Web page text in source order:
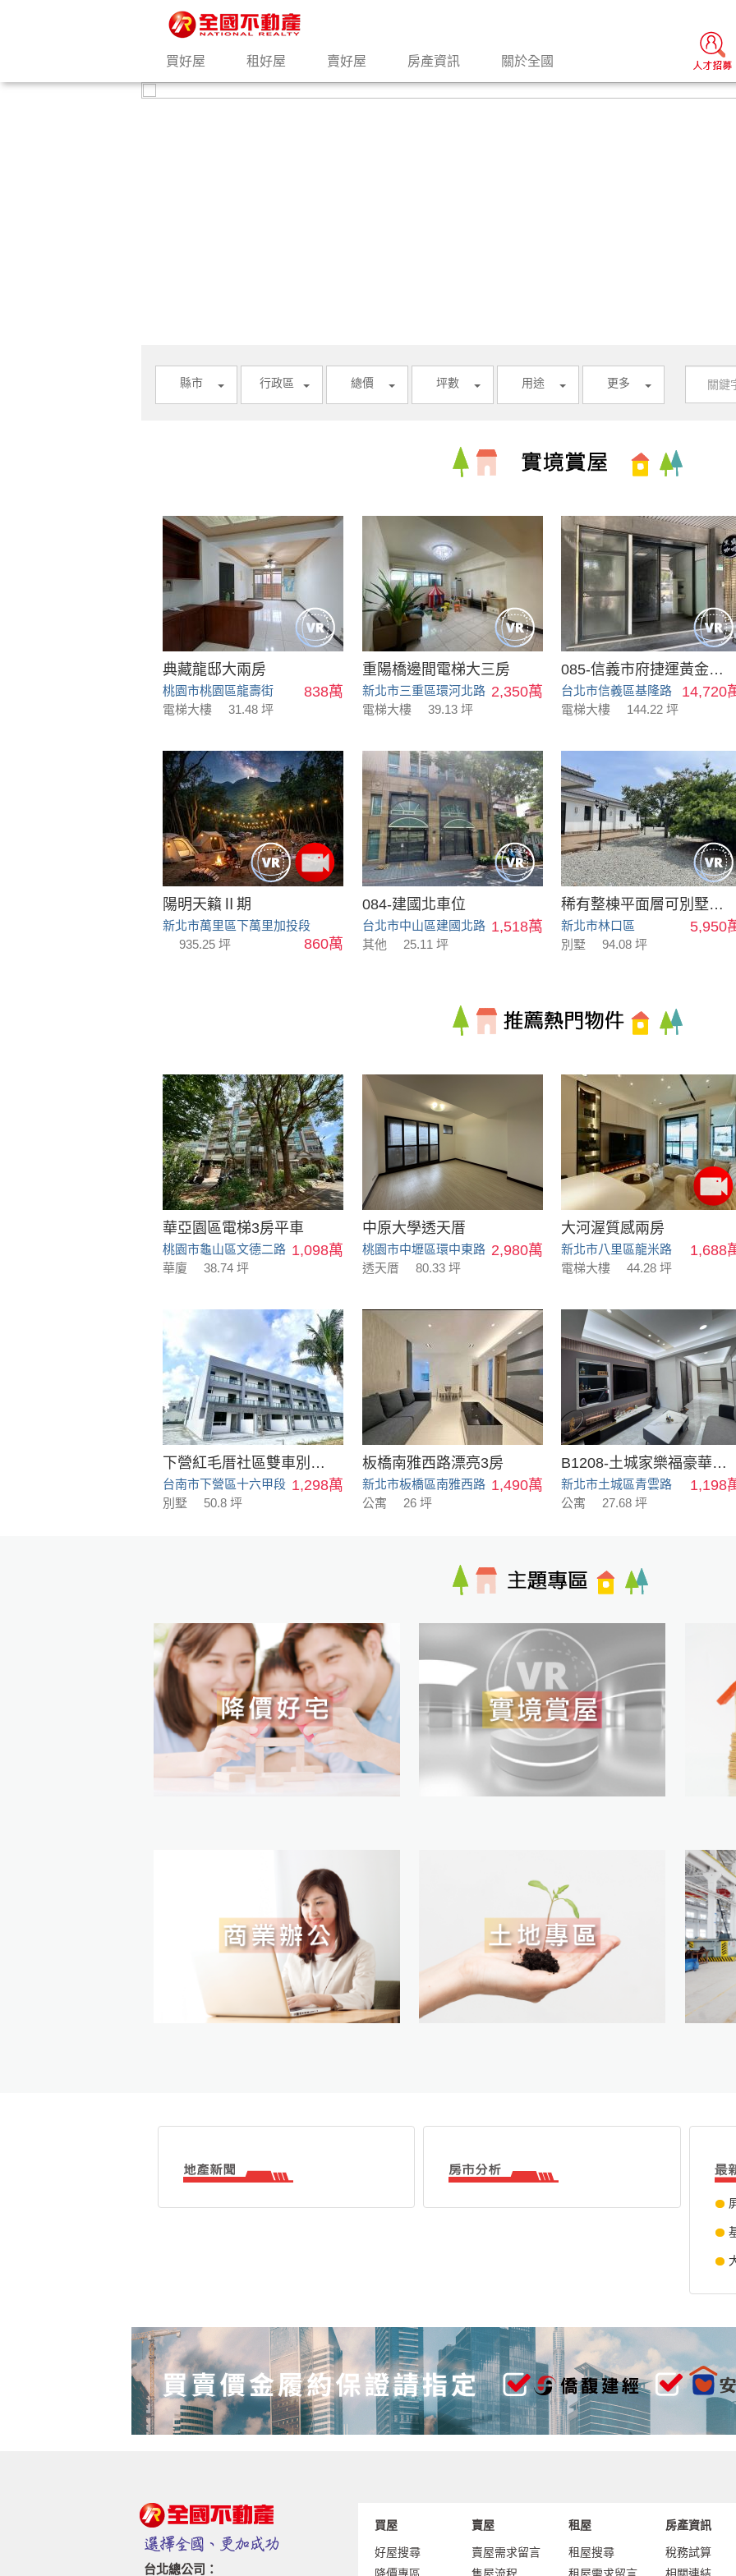
買好屋 租好屋 賣好屋 房產資訊 關於全國
縣市 行政區 總價 坪數 用途 更多
典藏龍邸大兩房
桃園市桃園區龍壽街 838萬
電梯大樓 31.48 坪
重陽橋邊間電梯大三房
新北市三重區環河北路 2,350萬
電梯大樓 39.13 坪
085-信義市府捷運黃金店面
台北市信義區基隆路 14,720
電梯大樓 144.22 坪
陽明天籟Ⅱ期
新北市萬里區下萬里加投段
860萬
935.25 坪
084-建國北車位
台北市中山區建國北路 1,518萬
其他 25.11 坪
稀有整棟平面層可別墅可會館
新北市林口區 5,950
別墅 94.08 坪
華亞園區電梯3房平車
桃園市龜山區文德二路 1,098萬
華廈 38.74 坪
中原大學透天厝
桃園市中壢區環中東路 2,980萬
透天厝 80.33 坪
大河渥質感兩房
新北市八里區龍米路 1,688
電梯大樓 44.28 坪
下營紅毛厝社區雙車別墅_B18
台南市下營區十六甲段 1,298萬
別墅 50.8 坪
板橋南雅西路漂亮3房
新北市板橋區南雅西路 1,490萬
公寓 26 坪
B1208-土城家樂福豪華美寓
新北市土城區青雲路 1,198
公寓 27.68 坪
台北總公司：
買屋
好屋搜尋
賣屋
賣屋需求留言
租屋
租屋搜尋
房產資訊
稅務試算